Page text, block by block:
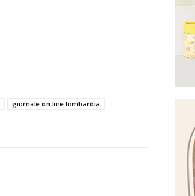
giornale on line lombardia